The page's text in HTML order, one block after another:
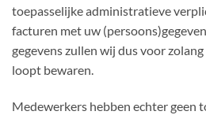
toepasselijke administratieve
facturen met uw
gegevens zullen wij dus voor
loopt bewaren.
Medewerkers hebben echter geen